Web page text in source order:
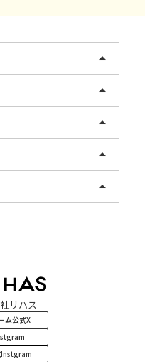
arrow_drop_up
arrow_drop_up
arrow_drop_up
arrow_drop_up
arrow_drop_up
リハス
ム公式X
Instgram